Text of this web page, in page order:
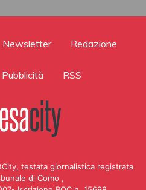
Newsletter Redazione
Pubblicità RSS
testata giornalistica registrata
di Como ,